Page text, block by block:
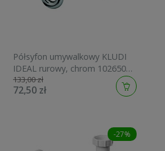
Półsyfon umywalkowy KLUDI
IDEAL rurowy, chrom 1026505-
00
133,00 zł
72,50 zł
-27%